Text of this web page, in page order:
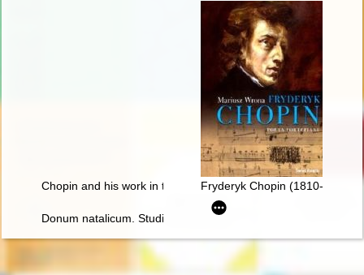
Chopin and his work in the context of culture. Vol 1
Fryderyk Chopin (1810-1849).
Donum natalicum. Studia Thaddaeo Przybylski octogenario